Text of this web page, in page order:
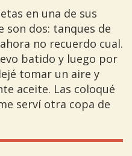
en una de sus
dos: tanques de
no recuerdo cual.
batido y luego por
tomar un aire y
aceite. Las coloqué
serví otra copa de